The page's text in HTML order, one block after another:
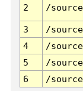
2 /
3 /
4
/
5
/
6
/